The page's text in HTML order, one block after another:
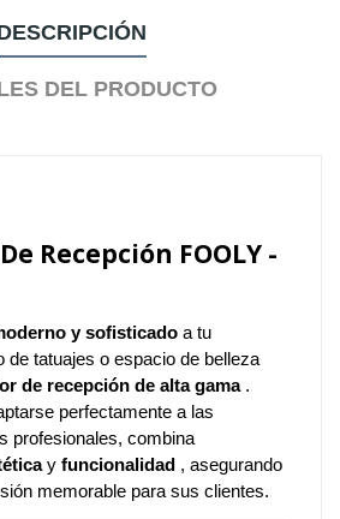
DEL PRODUCTO
Recepción FOOLY -
y sofisticado a tu
de tatuajes o espacio de belleza
de recepción de alta gama.
perfectamente a las
profesionales, combina
y funcionalidad , asegurando
memorable para sus clientes.